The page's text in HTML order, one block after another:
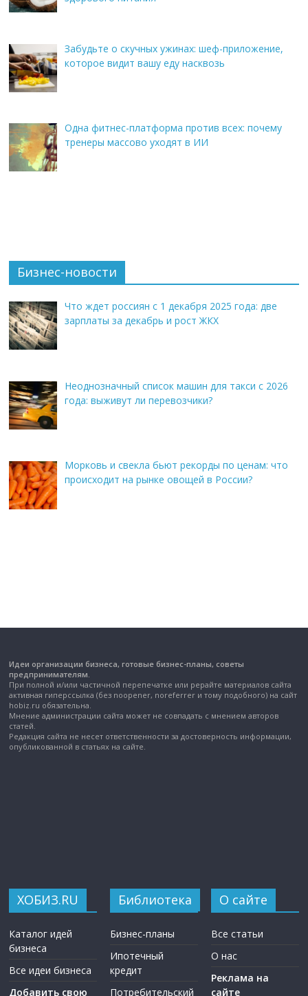
Забудьте о скучных ужинах: шеф-приложение,
которое видит вашу еду насквозь
Одна фитнес-платформа против всех: почему
тренеры массово уходят в ИИ
Бизнес-новости
Что ждет россиян с 1 декабря 2025 года: две
зарплаты за декабрь и рост ЖКХ
Неоднозначный список машин для такси с 2026
года: выживут ли перевозчики?
Морковь и свекла бьют рекорды по ценам: что
происходит на рынке овощей в России?
Идеи организации бизнеса, готовые бизнес-планы, советы
предпринимателям.
При полной и/или частичной перепечатке или рерайте материалов сайта
активная гиперссылка (без noopener, noreferrer и тому подобного) на сайт
hobiz.ru обязательна.
Мнение администрации сайта может не совпадать с мнением авторов
статей.
Редакция сайта не несет ответственности за достоверность информации,
опубликованной в статьях на сайте.
ХОБИЗ.RU
Каталог идей
бизнеса
Все идеи бизнеса
Добавить свою
Библиотека
Бизнес-планы
Ипотечный
кредит
Потребительский
О сайте
Все статьи
О нас
Реклама на
сайте